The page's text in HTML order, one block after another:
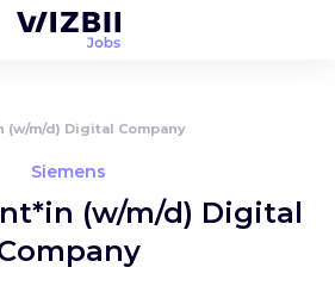
m/d) Digital Company
Siemens
(w/m/d) Digital